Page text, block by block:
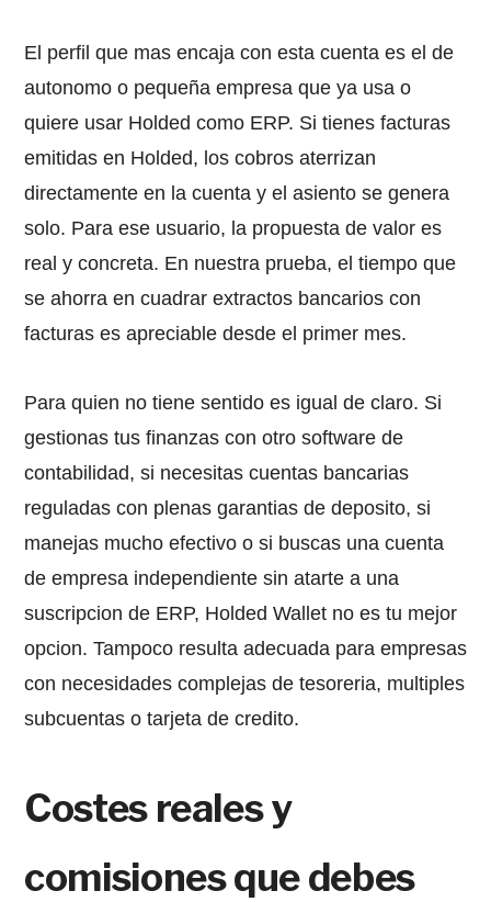
El perfil que mas encaja con esta cuenta es el de
autonomo o pequeña empresa que ya usa o
quiere usar Holded como ERP. Si tienes facturas
emitidas en Holded, los cobros aterrizan
directamente en la cuenta y el asiento se genera
solo. Para ese usuario, la propuesta de valor es
real y concreta. En nuestra prueba, el tiempo que
se ahorra en cuadrar extractos bancarios con
facturas es apreciable desde el primer mes.
Para quien no tiene sentido es igual de claro. Si
gestionas tus finanzas con otro software de
contabilidad, si necesitas cuentas bancarias
reguladas con plenas garantias de deposito, si
manejas mucho efectivo o si buscas una cuenta
de empresa independiente sin atarte a una
suscripcion de ERP, Holded Wallet no es tu mejor
opcion. Tampoco resulta adecuada para empresas
con necesidades complejas de tesoreria, multiples
subcuentas o tarjeta de credito.
Costes reales y
comisiones que debes